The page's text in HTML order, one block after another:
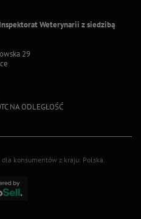
Weterynarii z siedzibą
29
NA ODLEGŁOŚĆ
dla konsumentów z kraju: Polska